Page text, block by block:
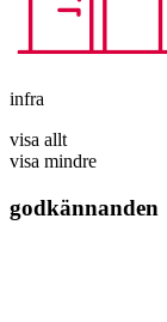
infra
visa allt
visa mindre
godkännanden